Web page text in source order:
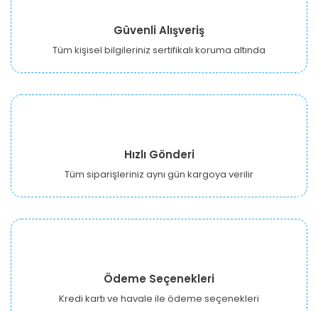
Güvenli Alışveriş
Tüm kişisel bilgileriniz sertifikalı koruma altında
Hızlı Gönderi
Tüm siparişleriniz aynı gün kargoya verilir
Ödeme Seçenekleri
Kredi kartı ve havale ile ödeme seçenekleri